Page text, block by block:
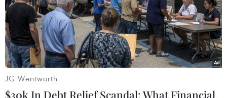
Theo dõi VietnamPlus
JG Wentworth
$30k In Debt Relief Scandal: What Financial